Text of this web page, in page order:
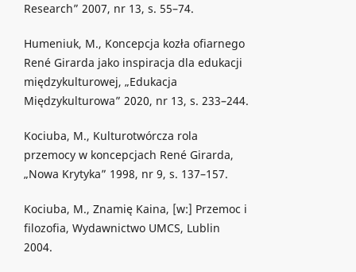
Research” 2007, nr 13, s. 55–74.
Humeniuk, M., Koncepcja kozła ofiarnego
René Girarda jako inspiracja dla edukacji
międzykulturowej, „Edukacja
Międzykulturowa” 2020, nr 13, s. 233–244.
Kociuba, M., Kulturotwórcza rola
przemocy w koncepcjach René Girarda,
„Nowa Krytyka” 1998, nr 9, s. 137–157.
Kociuba, M., Znamię Kaina, [w:] Przemoc i
filozofia, Wydawnictwo UMCS, Lublin
2004.